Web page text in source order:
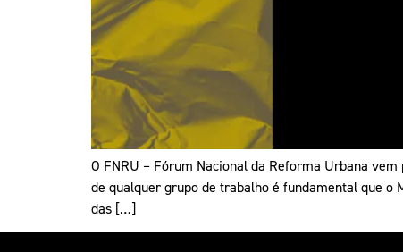
O FNRU – Fórum Nacional da Reforma Urbana
de qualquer grupo de trabalho é fundamental que
das […]